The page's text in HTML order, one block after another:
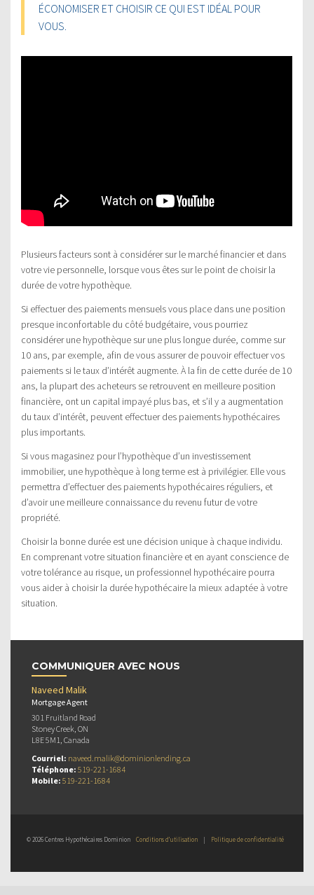
ÉCONOMISER ET CHOISIR CE QUI EST IDÉAL POUR
VOUS.
Plusieurs facteurs sont à considérer sur le marché financier et dans
votre vie personnelle, lorsque vous êtes sur le point de choisir la
durée de votre hypothèque.
Si effectuer des paiements mensuels vous place dans une position
presque inconfortable du côté budgétaire, vous pourriez
considérer une hypothèque sur une plus longue durée, comme sur
10 ans, par exemple, afin de vous assurer de pouvoir effectuer vos
paiements si le taux d’intérêt augmente. À la fin de cette durée de 10
ans, la plupart des acheteurs se retrouvent en meilleure position
financière, ont un capital impayé plus bas, et s’il y a augmentation
du taux d’intérêt, peuvent effectuer des paiements hypothécaires
plus importants.
Si vous magasinez pour l’hypothèque d’un investissement
immobilier, une hypothèque à long terme est à privilégier. Elle vous
permettra d’effectuer des paiements hypothécaires réguliers, et
d’avoir une meilleure connaissance du revenu futur de votre
propriété.
Choisir la bonne durée est une décision unique à chaque individu.
En comprenant votre situation financière et en ayant conscience de
votre tolérance au risque, un professionnel hypothécaire pourra
vous aider à choisir la durée hypothécaire la mieux adaptée à votre
situation.
COMMUNIQUER AVEC NOUS
Naveed Malik
Mortgage Agent
301 Fruitland Road
Stoney Creek, ON
L8E 5M1, Canada
Courriel: naveed.malik@dominionlending.ca
Téléphone: 519-221-1684
Mobile: 519-221-1684
© 2026 Centres Hypothécaires Dominion Conditions d’utilisation | Politique de confidentialité